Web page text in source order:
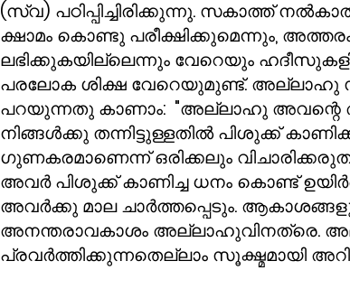
(സ്വ) പഠിപ്പിച്ചിരിക്കുന്നു. സകാത്ത്
ക്ഷാമം കൊണ്ടു പരീക്ഷിക്കുമെന്നും,
ലഭിക്കുകയില്ലെന്നും വേറെയും
പരലോക ശിക്ഷ വേറെയുമുണ്ട്.
പറയുന്നതു കാണാം: "അല്ലാഹു അവന്റെ
നിങ്ങൾക്കു തന്നിട്ടുള്ളതിൽ പിശുക്ക്
ഗുണകരമാണെന്ന് ഒരിക്കലും
അവർ പിശുക്ക് കാണിച്ച ധനം കൊണ്ട്
അവർക്കു മാല ചാർത്തപ്പെടും.
അനന്തരാവകാശം അല്ലാഹുവിനത്രെ.
പ്രവർത്തിക്കുന്നതെല്ലാം സൂക്ഷ്മമായി